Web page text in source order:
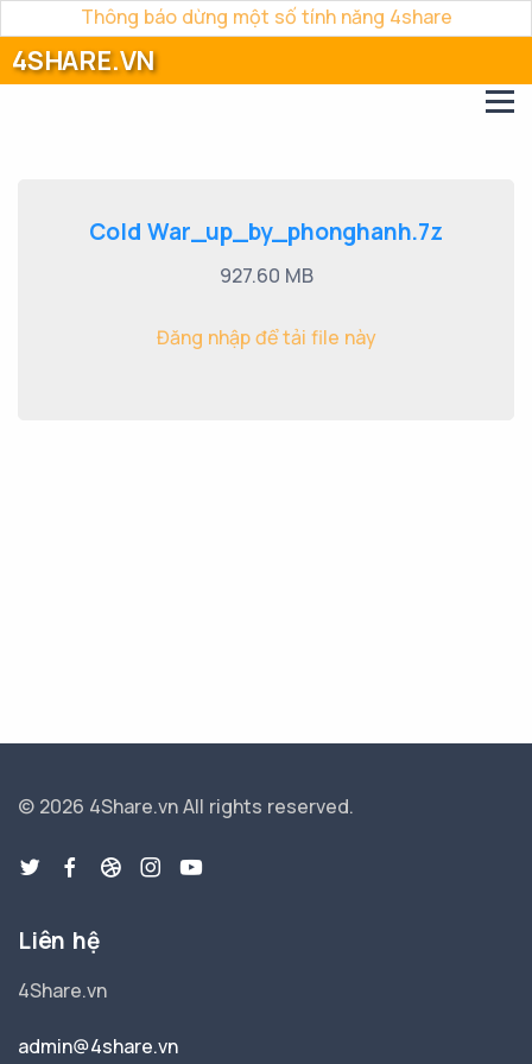
Thông báo dừng một số tính năng 4share
4SHARE.VN
Cold War_up_by_phonghanh.7z
927.60 MB
Đăng nhập để tải file này
© 2026 4Share.vnAll rights reserved.
Liên hệ
4Share.vn
admin@4share.vn